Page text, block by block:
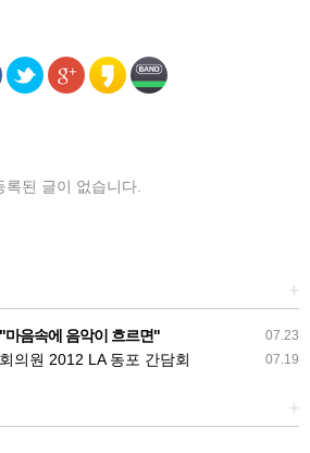
록된 글이 없습니다.
+
07.23
마음속에 음악이 흐르면"
07.19
의원 2012 LA 동포 간담회
+